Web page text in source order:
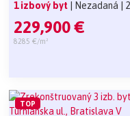
1 izbový byt
| Nezadaná |
229,900 €
8285 €/m²
TOP